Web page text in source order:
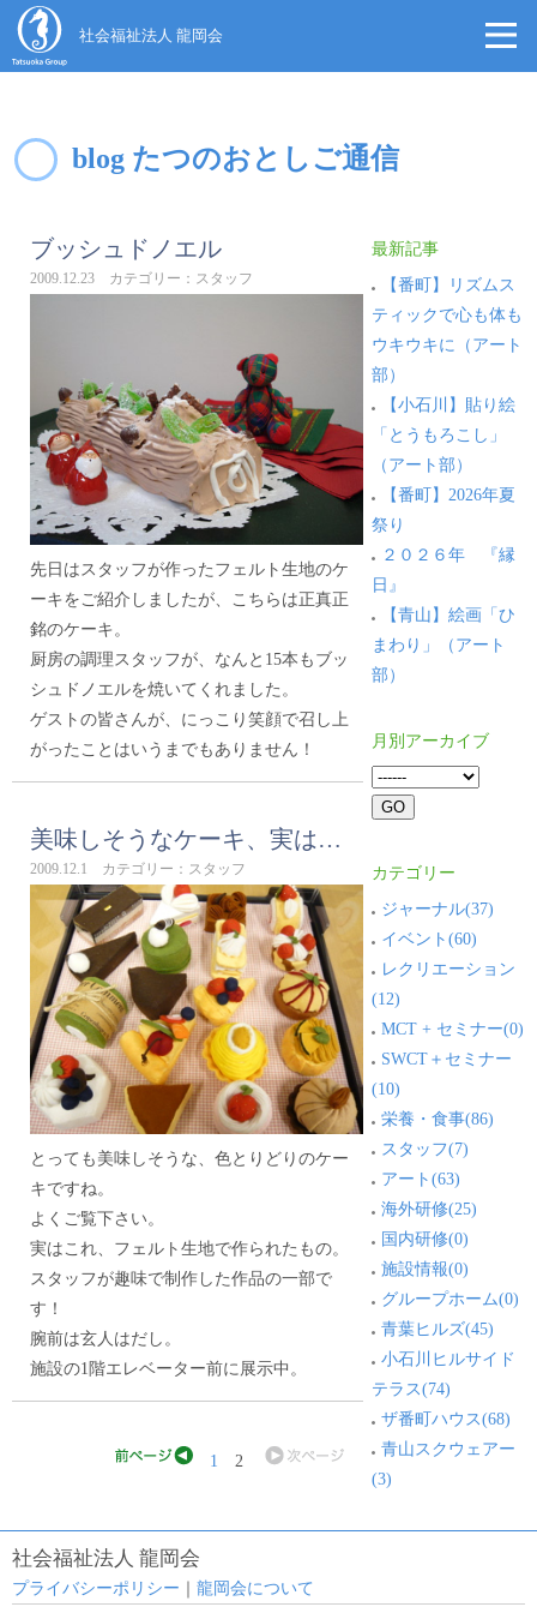
社会福祉法人 龍岡会
blog たつのおとしご通信
ブッシュドノエル
2009.12.23 カテゴリー：スタッフ
先日はスタッフが作ったフェルト生地のケ
ーキをご紹介しましたが、こちらは正真正
銘のケーキ。
厨房の調理スタッフが、なんと15本もブッ
シュドノエルを焼いてくれました。
ゲストの皆さんが、にっこり笑顔で召し上
がったことはいうまでもありません！
美味しそうなケーキ、実は…
2009.12.1 カテゴリー：スタッフ
とっても美味しそうな、色とりどりのケー
キですね。
よくご覧下さい。
実はこれ、フェルト生地で作られたもの。
スタッフが趣味で制作した作品の一部で
す！
腕前は玄人はだし。
施設の1階エレベーター前に展示中。
12
最新記事
【番町】リズムス
ティックで心も体も
ウキウキに（アート
部）
【小石川】貼り絵
「とうもろこし」
（アート部）
【番町】2026年夏
祭り
２０２６年 『縁
日』
【青山】絵画「ひ
まわり」（アート
部）
月別アーカイブ
カテゴリー
ジャーナル(37)
イベント(60)
レクリエーション
(12)
MCT + セミナー(0)
SWCT＋セミナー
(10)
栄養・食事(86)
スタッフ(7)
アート(63)
海外研修(25)
国内研修(0)
施設情報(0)
グループホーム(0)
青葉ヒルズ(45)
小石川ヒルサイド
テラス(74)
ザ番町ハウス(68)
青山スクウェアー
(3)
社会福祉法人 龍岡会
プライバシーポリシー 龍岡会について